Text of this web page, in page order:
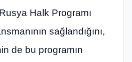
Halk Programı
sağlandığını,
de bu programın